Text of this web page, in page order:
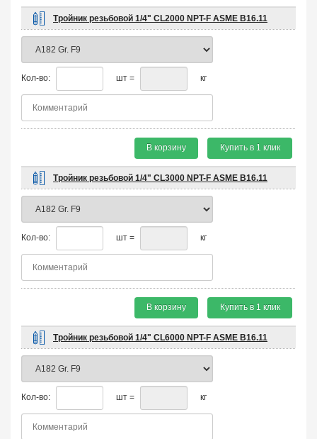
Тройник резьбовой 1/4" CL2000 NPT-F ASME B16.11
Кол-во: шт = кг
В корзину Купить в 1 клик
Тройник резьбовой 1/4" CL3000 NPT-F ASME B16.11
Кол-во: шт = кг
В корзину Купить в 1 клик
Тройник резьбовой 1/4" CL6000 NPT-F ASME B16.11
Кол-во: шт = кг